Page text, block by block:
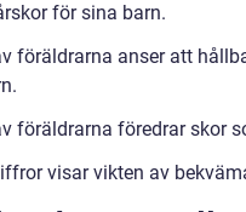
för sina barn.
föräldrarna anser att
föräldrarna föredrar skor
visar vikten av